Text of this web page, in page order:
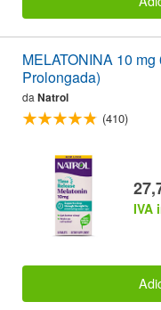
MELATONINA 10
Prolongada)
da Natrol
(410)
IVA